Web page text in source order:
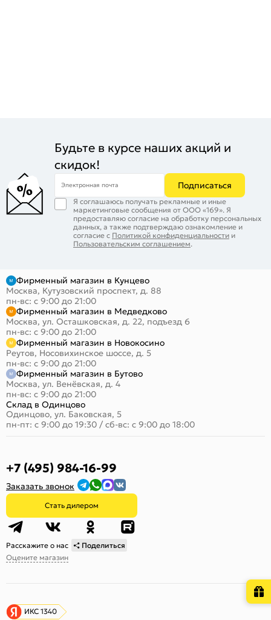
Будьте в курсе наших акций и
скидок!
Электронная почта Подписаться
Я соглашаюсь получать рекламные и иные
маркетинговые сообщения от ООО «169». Я
предоставляю согласие на обработку персональных
данных, а также подтверждаю ознакомление и
согласие с Политикой конфиденциальности и
Пользовательским соглашением.
Фирменный магазин в Кунцево
Москва, Кутузовский проспект, д. 88
пн-вс: с 9:00 до 21:00
Фирменный магазин в Медведково
Москва, ул. Осташковская, д. 22, подъезд 6
пн-вс: с 9:00 до 21:00
Фирменный магазин в Новокосино
Реутов, Носовихинское шоссе, д. 5
пн-вс: с 9:00 до 21:00
Фирменный магазин в Бутово
Москва, ул. Венёвская, д. 4
пн-вс: с 9:00 до 21:00
Склад в Одинцово
Одинцово, ул. Баковская, 5
пн-пт: с 9:00 до 19:30 / сб-вс: с 9:00 до 18:00
+7 (495) 984-16-99
Заказать звонок
Стать дилером
Расскажите о нас
Поделиться
Оцените магазин
ИКС 1340